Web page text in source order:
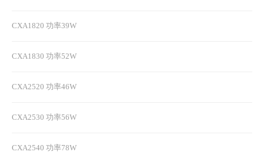
CXA1820 功率39W
CXA1830 功率52W
CXA2520 功率46W
CXA2530 功率56W
CXA2540 功率78W